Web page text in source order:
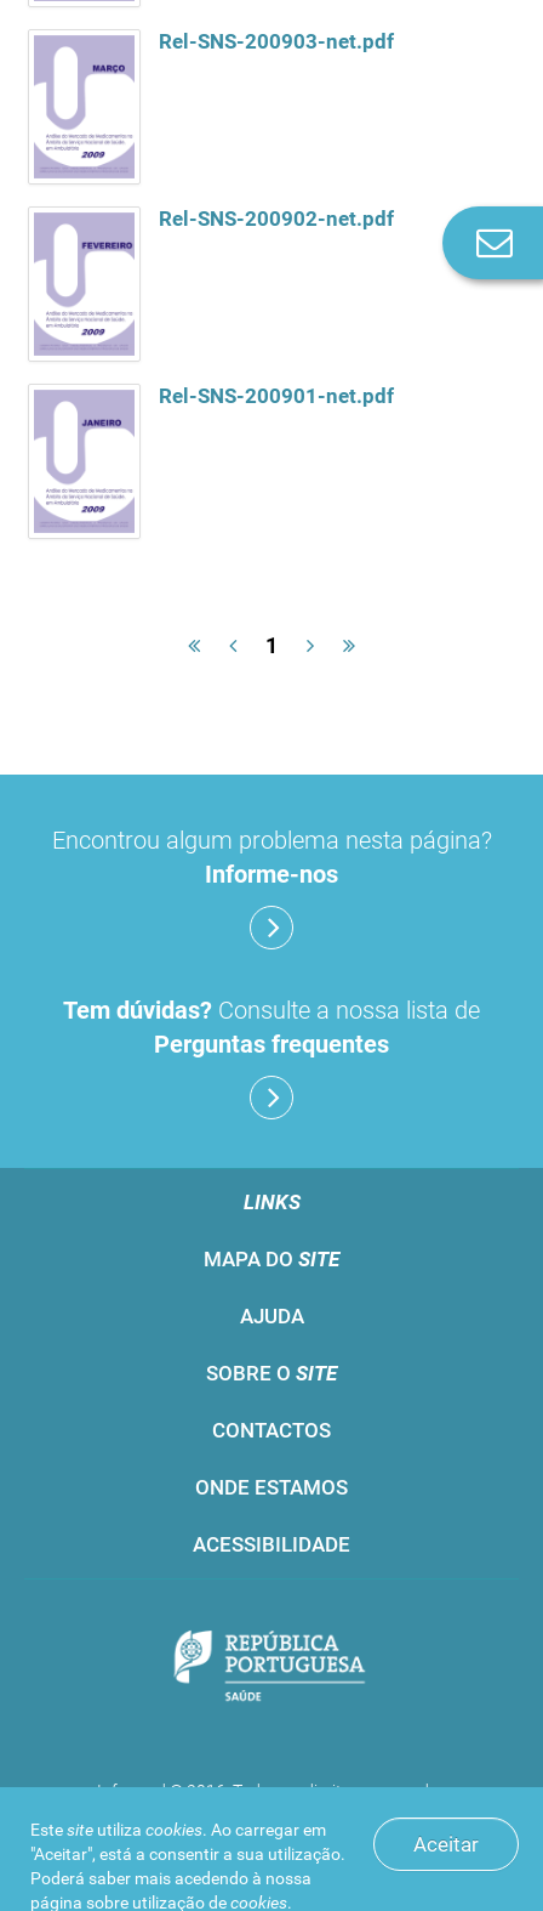
Rel-SNS-200903-net.pdf
Rel-SNS-200902-net.pdf
Rel-SNS-200901-net.pdf
1
Aceitar
Estesite utiliza cookies. Ao carregar em
"Aceitar", está a consentir a sua utilização.
Poderá saber mais acedendo à nossa
página sobre utilização decookies.
Encontrou algum problema nesta página?
Informe-nos
Tem dúvidas? Consulte a nossa lista de
Perguntas frequentes
LINKS
MAPA DO SITE
AJUDA
SOBRE O SITE
CONTACTOS
ONDE ESTAMOS
ACESSIBILIDADE
Infarmed © 2016. Todos os direitos reservados